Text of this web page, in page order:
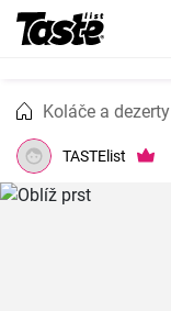
Koláče a dezerty
TASTElist